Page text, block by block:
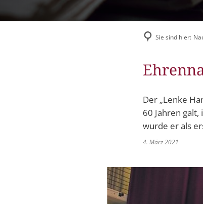
Stadtradeln
Sie sind hier:
Der „Lenke
60 Jahren
wurde er als
4. März 2021